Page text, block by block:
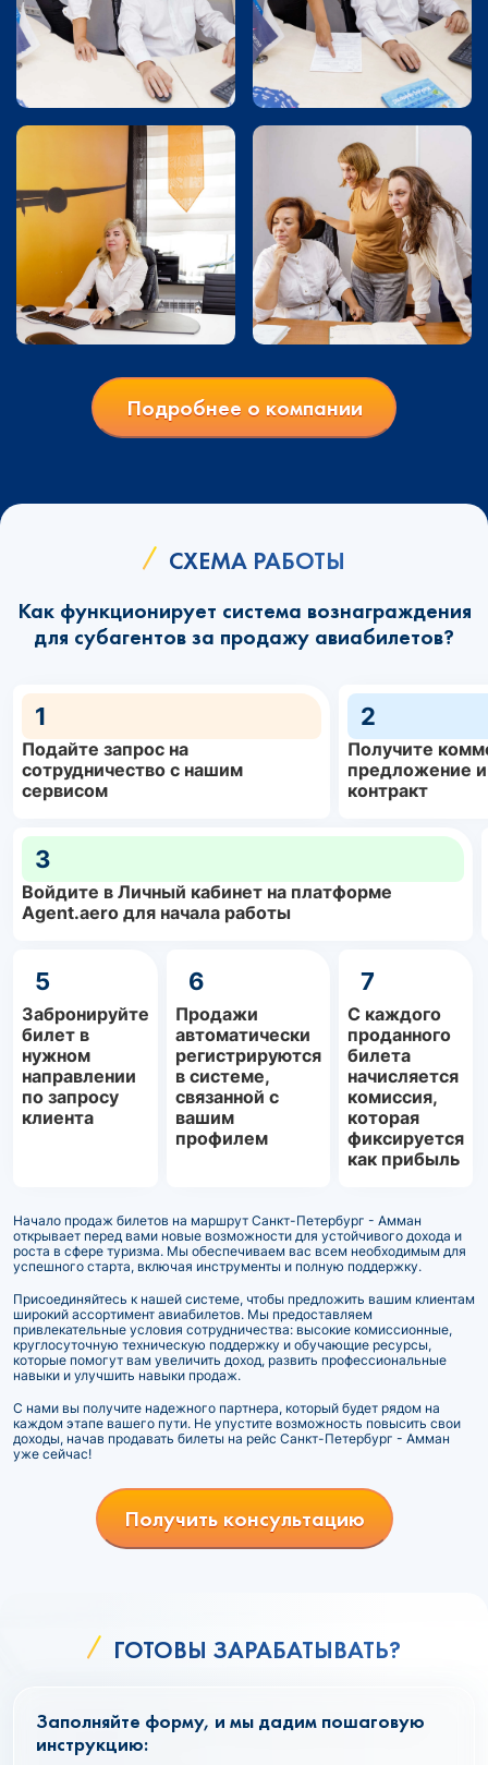
Подробнее о компании
СХЕМА РАБОТЫ
Как функционирует система вознаграждения
для субагентов за продажу авиабилетов?
1
Подайте запрос на
сотрудничество с нашим
сервисом
2
Получите
предложение
контракт
3
Войдите в Личный кабинет на платформе
Agent.aero для начала работы
5
Забронируйте
билет в
нужном
направлении
по запросу
клиента
6
Продажи
автоматически
регистрируются
в системе,
связанной с
вашим
профилем
7
С каждого
проданного
билета
начисляется
комиссия,
которая
фиксируется
как прибыль
Начало продаж билетов на маршрут Санкт-Петербург - Амман
открывает перед вами новые возможности для устойчивого дохода и
роста в сфере туризма. Мы обеспечиваем вас всем необходимым для
успешного старта, включая инструменты и полную поддержку.
Присоединяйтесь к нашей системе, чтобы предложить вашим клиентам
широкий ассортимент авиабилетов. Мы предоставляем
привлекательные условия сотрудничества: высокие комиссионные,
круглосуточную техническую поддержку и обучающие ресурсы,
которые помогут вам увеличить доход, развить профессиональные
навыки и улучшить навыки продаж.
С нами вы получите надежного партнера, который будет рядом на
каждом этапе вашего пути. Не упустите возможность повысить свои
доходы, начав продавать билеты на рейс Санкт-Петербург - Амман
уже сейчас!
Получить консультацию
ГОТОВЫ ЗАРАБАТЫВАТЬ?
Заполняйте форму, и мы дадим пошаговую
инструкцию: